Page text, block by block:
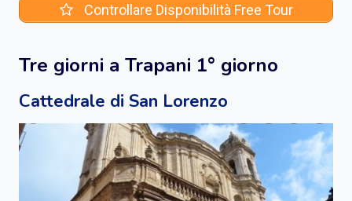
Controllare Disponibilità Free Tour
Tre giorni a Trapani 1° giorno
Cattedrale di San Lorenzo